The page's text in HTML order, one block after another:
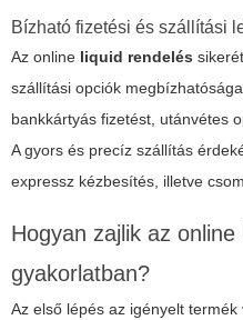
Bízható fizetési és szállítási
Az online liquid rendelés
szállítási opciók
bankkártyás fizetést, utánvétes
A gyors és precíz szállítás
expressz kézbesítés, illetve
Hogyan zajlik az online
gyakorlatban?
Az első lépés az igényelt